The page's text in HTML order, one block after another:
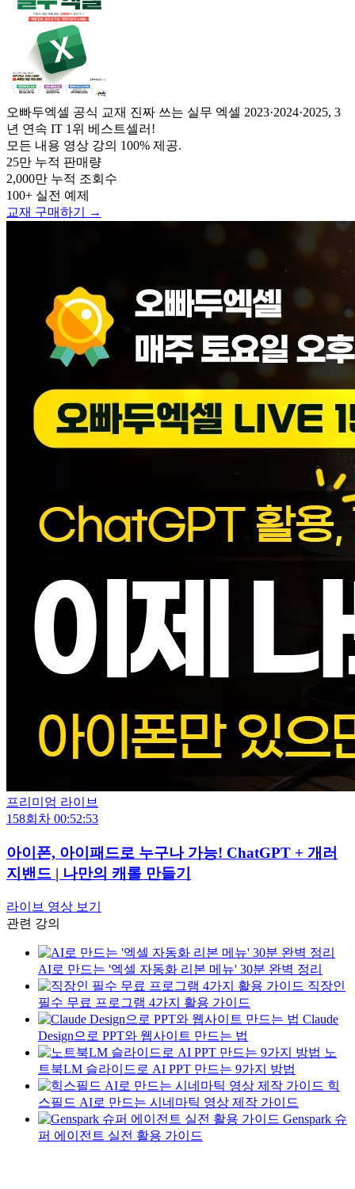
오빠두엑셀 공식 교재 진짜 쓰는 실무 엑셀 2023·2024·2025, 3
년 연속 IT 1위 베스트셀러!
모든 내용 영상 강의 100% 제공.
25만 누적 판매량
2,000만 누적 조회수
100+ 실전 예제
교재 구매하기 →
프리미엄 라이브
158회차 00:52:53
아이폰, 아이패드로 누구나 가능! ChatGPT + 개러
지밴드 | 나만의 캐롤 만들기
라이브 영상 보기
관련 강의
AI로 만드는 '엑셀 자동화 리본 메뉴' 30분 완벽 정리
직장인
필수 무료 프로그램 4가지 활용 가이드
Claude
Design으로 PPT와 웹사이트 만드는 법
노
트북LM 슬라이드로 AI PPT 만드는 9가지 방법
힉
스필드 AI로 만드는 시네마틱 영상 제작 가이드
Genspark 슈
퍼 에이전트 실전 활용 가이드